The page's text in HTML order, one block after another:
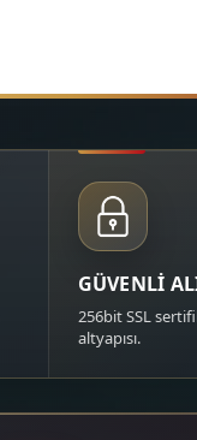
GÜVENLİ
256bit SSL
altyapısı.